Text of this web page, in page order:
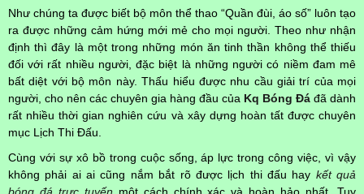
Như chúng ta được biết bộ môn thể thao “Quần đùi, áo số” luôn tạo
ra được những cảm hứng mới mẻ cho mọi người. Theo như nhận
định thì đây là một trong những món ăn tinh thần không thể thiếu
đối với rất nhiều người, đặc biệt là những người có niềm đam mê
bất diệt với bộ môn này. Thấu hiểu được nhu cầu giải trí của mọi
người, cho nên các chuyên gia hàng đầu của Kq Bóng Đá đã dành
rất nhiều thời gian nghiên cứu và xây dựng hoàn tất được chuyên
mục Lịch Thi Đấu.
Cùng với sự xô bồ trong cuộc sống, áp lực trong công việc, vì vậy
không phải ai ai cũng nắm bắt rõ được lịch thi đấu hay kết quả
bóng đá trực tuyến một cách chính xác và hoàn hảo nhất. Tuy